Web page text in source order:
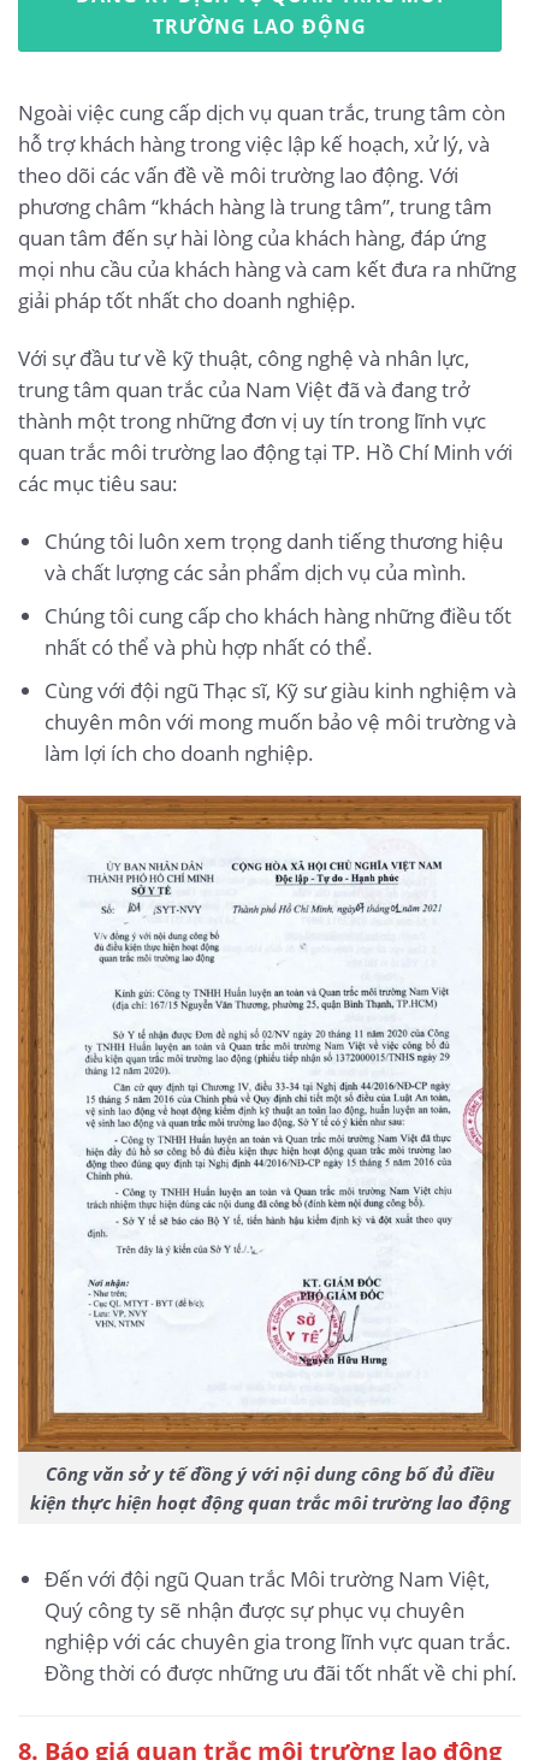
TRƯỜNG LAO ĐỘNG
Ngoài việc cung cấp dịch vụ quan trắc, trung tâm còn
hỗ trợ khách hàng trong việc lập kế hoạch, xử lý, và
theo dõi các vấn đề về môi trường lao động. Với
phương châm “khách hàng là trung tâm”, trung tâm
quan tâm đến sự hài lòng của khách hàng, đáp ứng
mọi nhu cầu của khách hàng và cam kết đưa ra những
giải pháp tốt nhất cho doanh nghiệp.
Với sự đầu tư về kỹ thuật, công nghệ và nhân lực,
trung tâm quan trắc của Nam Việt đã và đang trở
thành một trong những đơn vị uy tín trong lĩnh vực
quan trắc môi trường lao động tại TP. Hồ Chí Minh với
các mục tiêu sau:
Chúng tôi luôn xem trọng danh tiếng thương hiệu
và chất lượng các sản phẩm dịch vụ của mình.
Chúng tôi cung cấp cho khách hàng những điều tốt
nhất có thể và phù hợp nhất có thể.
Cùng với đội ngũ Thạc sĩ, Kỹ sư giàu kinh nghiệm và
chuyên môn với mong muốn bảo vệ môi trường và
làm lợi ích cho doanh nghiệp.
Công văn sở y tế đồng ý với nội dung công bố đủ điều
kiện thực hiện hoạt động quan trắc môi trường lao động
Đến với đội ngũ Quan trắc Môi trường Nam Việt,
Quý công ty sẽ nhận được sự phục vụ chuyên
nghiệp với các chuyên gia trong lĩnh vực quan trắc.
Đồng thời có được những ưu đãi tốt nhất về chi phí.
8. Báo giá quan trắc môi trường lao động